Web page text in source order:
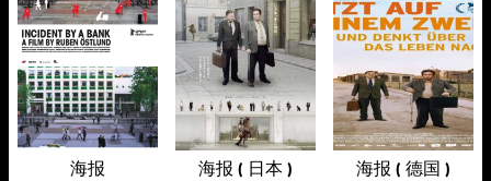
海报 海报 ( 日本 ) 海报 ( 德国 )